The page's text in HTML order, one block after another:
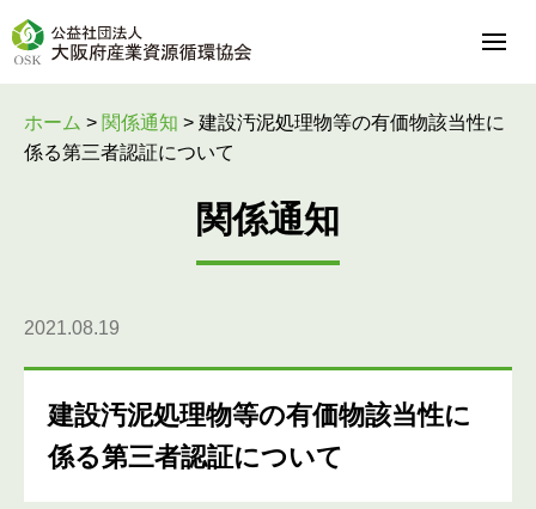
ホーム > 関係通知 > 建設汚泥処理物等の有価物該当性に
係る第三者認証について
関係通知
2021.08.19
建設汚泥処理物等の有価物該当性に
係る第三者認証について